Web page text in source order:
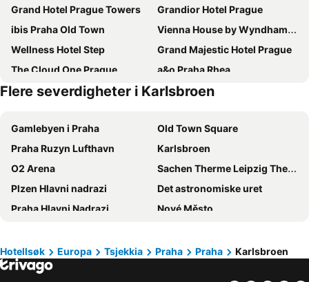
Grand Hotel Prague Towers
Grandior Hotel Prague
ibis Praha Old Town
Vienna House by Wyndham Andel's Prague
Wellness Hotel Step
Grand Majestic Hotel Prague
The Cloud One Prague
a&o Praha Rhea
The President
Friday Hotel
Eurostars Thalia
Clarion Hotel Prague Old Town
Hotel Duo
OREA Hotel Pyramida Praha
Hotel Bologna
Hotel KINGS COURT
Botanique Hotel Prague
Charles Bridge Palace
Hotel Belvedere
Ambassador Zlata Husa
The Gold Bank
Panorama by Verdi Hotels
Hotel Relax Inn
Flere severdigheter i Karlsbroen
Gamlebyen i Praha
Old Town Square
Praha Ruzyn Lufthavn
Karlsbroen
O2 Arena
Sachen Therme Leipzig Thermal Spa
Plzen Hlavni nadrazi
Det astronomiske uret
Praha Hlavni Nadrazi
Nové Město
Hauptbahnhof Leipzig
Palladium
Wenzelplassen
Hotellsøk Europa Tsjekkia Praha Praha Karlsbroen